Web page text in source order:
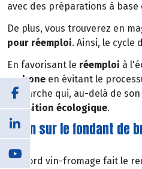
avec des préparations à
De plus, vous trouverez en
pour réemploi. Ainsi, le cycle
En favorisant le réemploi à
carbone en évitant le
démarche qui, au-delà de
transition écologique.
Zoom sur le fondant de
L’accord vin-fromage fait le